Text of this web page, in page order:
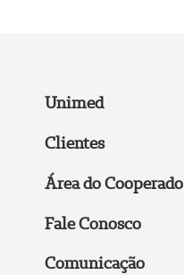
Unimed
Clientes
Área do Cooperado
Fale Conosco
Comunicação